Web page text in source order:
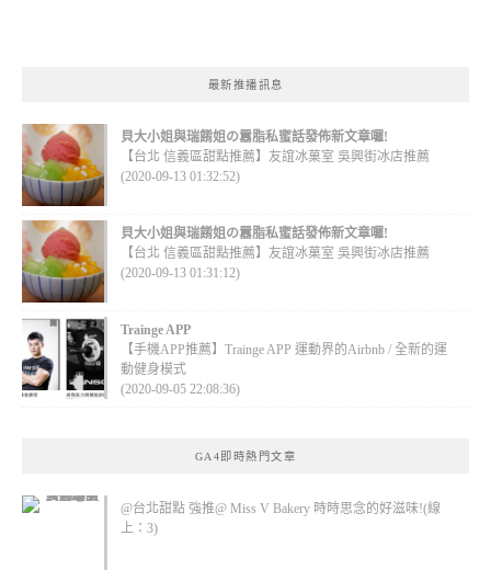
最新推播訊息
貝大小姐與瑞餚姐の囂脂私蜜話發佈新文章囉!
【台北 信義區甜點推薦】友誼冰菓室 吳興街冰店推薦
(2020-09-13 01:32:52)
貝大小姐與瑞餚姐の囂脂私蜜話發佈新文章囉!
【台北 信義區甜點推薦】友誼冰菓室 吳興街冰店推薦
(2020-09-13 01:31:12)
Trainge APP
【手機APP推薦】Trainge APP 運動界的Airbnb / 全新的運
動健身模式
(2020-09-05 22:08:36)
GA4即時熱門文章
@台北甜點 強推@ Miss V Bakery 時時思念的好滋味!(線
上：3)